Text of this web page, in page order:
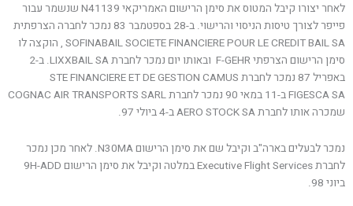
לאחר יצורו קיבל המטוס את סימן הרישום האמריקאי N41139 שנשמר עבור
פייפר לצורך טיסות הניסוי והרישוי. ב-28 בספטמבר 83 נמכר לחברה הצרפתית
SOFINABAIL SOCIETE FINANCIERE POUR LE CREDIT BAIL SA , הוקצה לו
סימן הרישום הצרפתי F-GEHR ובאותו יום נמכר לחברת LIXXBAIL SA. ב-2
באפריל 87 נמכר לחברת STE FINANCIERE ET DE GESTION CAMUS
FIGESCA SA ב-11 במאי 90 נמכר לחברת COGNAC AIR TRANSPORTS SARL
שמכרה אותו לחברת AERO STOCK SA ב-4 ביולי 97.
נמכר לבעלים בארה"ב וקיבל שם את סימן הרישום N30MA. לאחר מכן נמכר
לחברת Executive Flight Services במלטה וקיבל את סימן הרישום 9H-ADD
ביוני 98.